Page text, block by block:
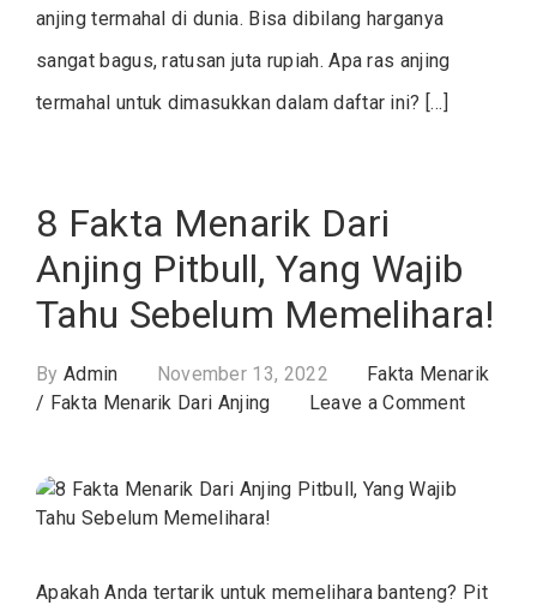
anjing termahal di dunia. Bisa dibilang harganya
sangat bagus, ratusan juta rupiah. Apa ras anjing
termahal untuk dimasukkan dalam daftar ini? […]
8 Fakta Menarik Dari
Anjing Pitbull, Yang Wajib
Tahu Sebelum Memelihara!
By Admin November 13, 2022
Fakta Menarik
/ Fakta Menarik Dari Anjing Leave a Commenton
Yang
Apakah Anda tertarik untuk memelihara banteng? Pit